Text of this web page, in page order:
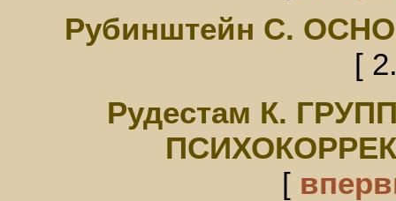
Рубинштейн С.
[
Рудестам К.
[